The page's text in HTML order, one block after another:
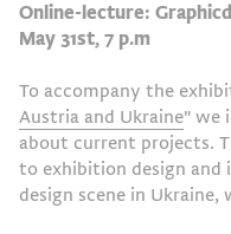
Online-lecture:
May 31st, 7 p.m
To accompany the
Austria and Ukraine" we
about current projects.
to exhibition design
design scene in